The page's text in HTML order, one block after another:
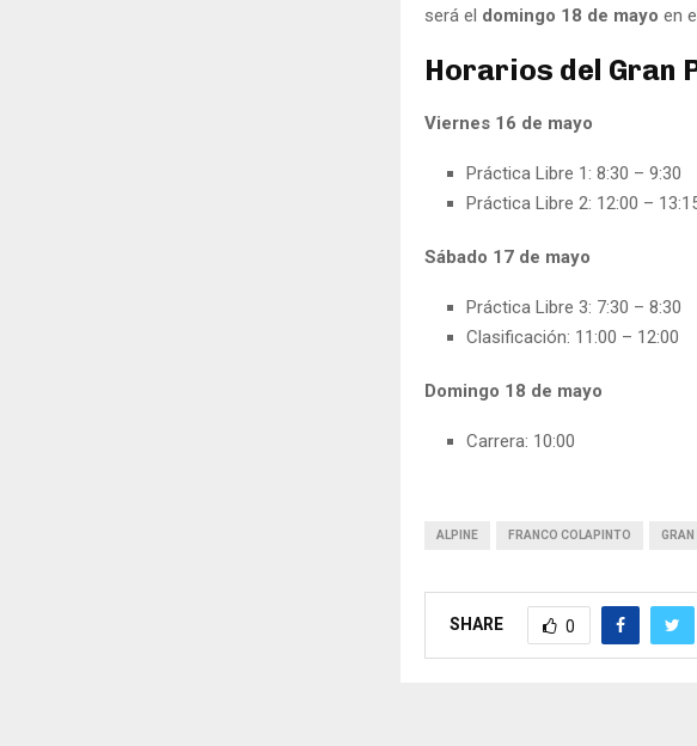
será el domingo 18 de mayo en
Horarios del Gran
Viernes 16 de mayo
Práctica Libre 1: 8:30 – 9:30
Práctica Libre 2: 12:00 –
Sábado 17 de mayo
Práctica Libre 3: 7:30 – 8:30
Clasificación: 11:00 – 12:00
Domingo 18 de mayo
Carrera: 10:00
ALPINE FRANCO COLAPINTO
SHARE 0